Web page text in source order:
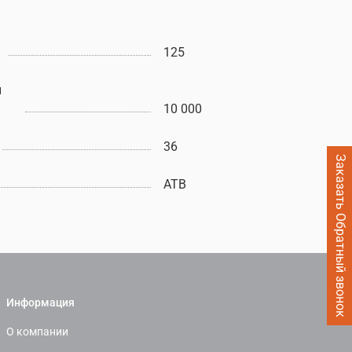
Заказать Обратный звонок
125
10 000
36
ATB
Информация
О компании